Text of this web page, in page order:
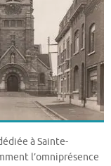
à Sainte-
l’omniprésence